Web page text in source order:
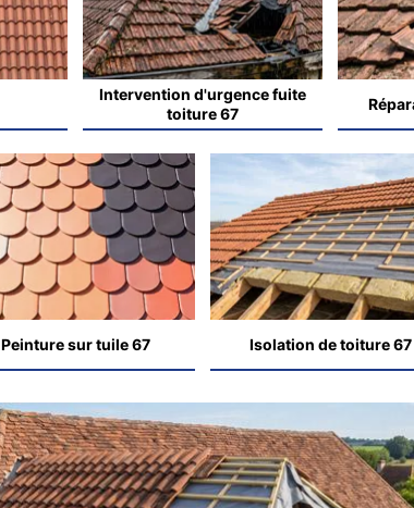
Intervention d'urgence fuite
toiture 67
Peinture sur tuile 67 Isolation de toiture 67